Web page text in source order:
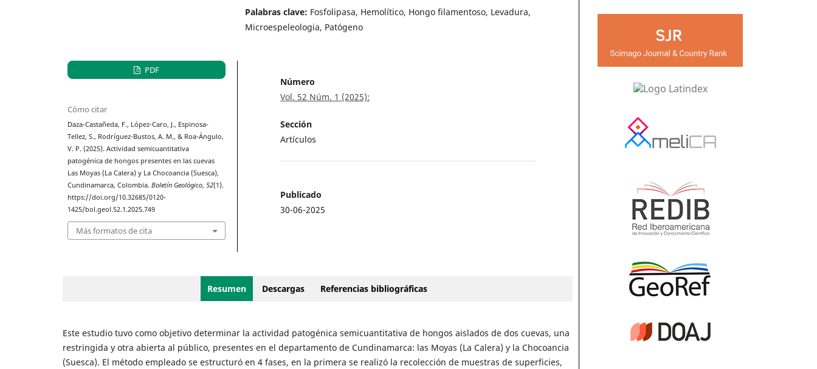
Palabras clave: Fosfolipasa, Hemolítico, Hongo filamentoso, Levadura,
Microespeleologia, Patógeno
PDF
Cómo citar
Daza-Castañeda, F., López-Caro, J., Espinosa-
Tellez, S., Rodríguez-Bustos, A. M., & Roa-Ángulo,
V. P. (2025). Actividad semicuantitativa
patogénica de hongos presentes en las cuevas
Las Moyas (La Calera) y La Chocoancia (Suesca),
Cundinamarca, Colombia.Boletín Geológico,52(1).
https://doi.org/10.32685/0120-
1425/bol.geol.52.1.2025.749
Más formatos de cita
Número
Vol. 52 Núm. 1 (2025):
Sección
Artículos
Publicado
30-06-2025
Resumen Descargas Referencias bibliográficas
Este estudio tuvo como objetivo determinar la actividad patogénica semicuantitativa de hongos aislados de dos cuevas, una
restringida y otra abierta al público, presentes en el departamento de Cundinamarca: las Moyas (La Calera) y la Chocoancia
(Suesca). El método empleado se estructuró en 4 fases, en la primera se realizó la recolección de muestras de superficies,